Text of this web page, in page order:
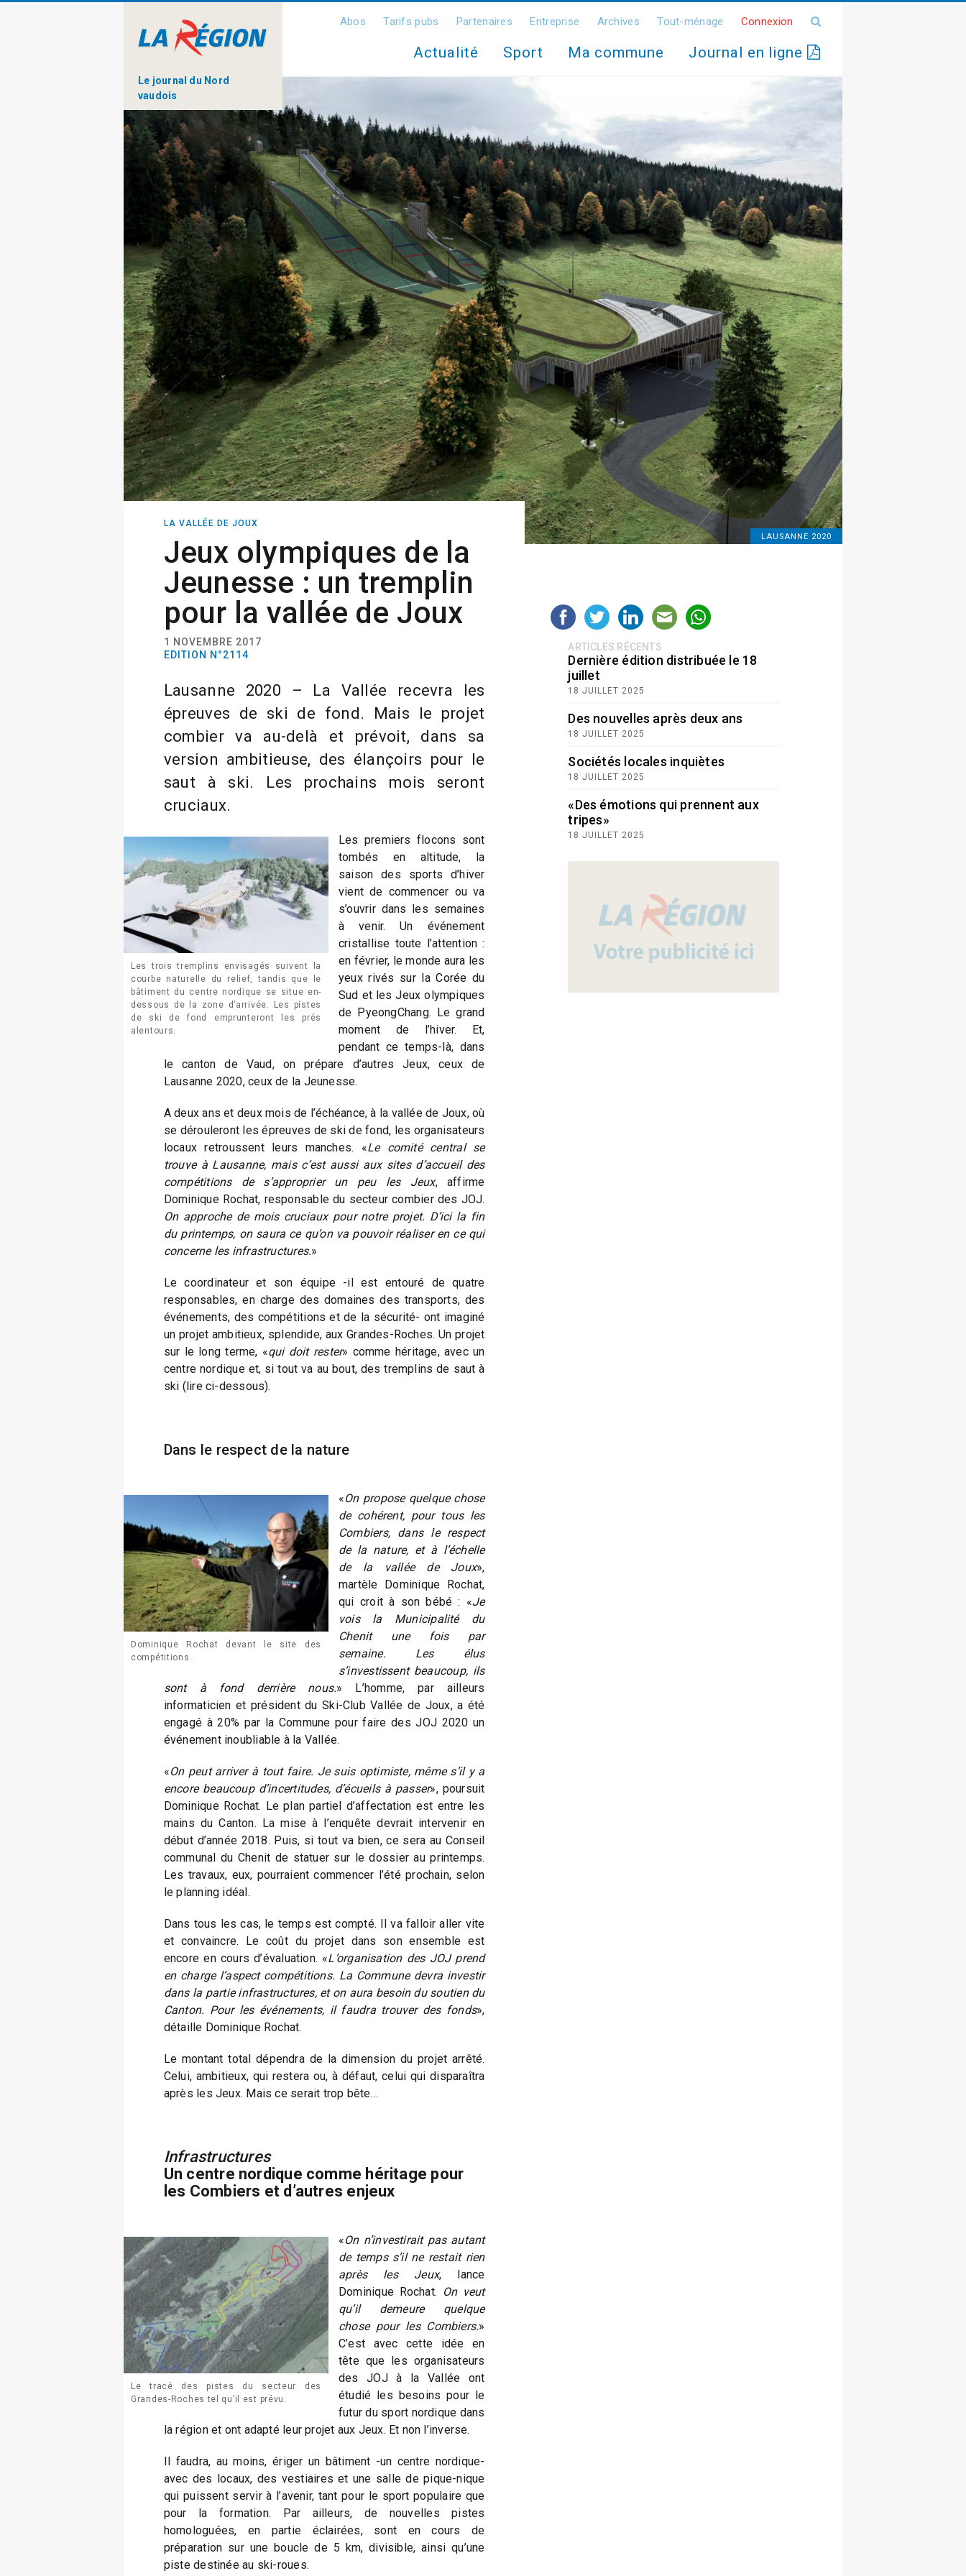
Le journal du Nord
vaudois
Abos Tarifs pubs Partenaires Entreprise Archives Tout-ménage Connexion
Actualité Sport Ma commune Journal en ligne
LAUSANNE 2020
LA VALLÉE DE JOUX
Jeux olympiques de la
Jeunesse : un tremplin
pour la vallée de Joux
1 NOVEMBRE 2017
EDITION N°2114
Lausanne 2020 – La Vallée recevra les
épreuves de ski de fond. Mais le projet
combier va au-delà et prévoit, dans sa
version ambitieuse, des élançoirs pour le
saut à ski. Les prochains mois seront
cruciaux.
Les trois tremplins envisagés suivent la
courbe naturelle du relief, tandis que le
bâtiment du centre nordique se situe en-
dessous de la zone d’arrivée. Les pistes
de ski de fond emprunteront les prés
alentours.
Les premiers flocons sont
tombés en altitude, la
saison des sports d’hiver
vient de commencer ou va
s’ouvrir dans les semaines
à venir. Un événement
cristallise toute l’attention :
en février, le monde aura les
yeux rivés sur la Corée du
Sud et les Jeux olympiques
de PyeongChang. Le grand
moment de l’hiver. Et,
pendant ce temps-là, dans
le canton de Vaud, on prépare d’autres Jeux, ceux de
Lausanne 2020, ceux de la Jeunesse.
A deux ans et deux mois de l’échéance, à la vallée de Joux, où
se dérouleront les épreuves de ski de fond, les organisateurs
locaux retroussent leurs manches. «Le comité central se
trouve à Lausanne, mais c’est aussi aux sites d’accueil des
compétitions de s’approprier un peu les Jeux, affirme
Dominique Rochat, responsable du secteur combier des JOJ.
On approche de mois cruciaux pour notre projet. D’ici la fin
du printemps, on saura ce qu’on va pouvoir réaliser en ce qui
concerne les infrastructures.»
Le coordinateur et son équipe -il est entouré de quatre
responsables, en charge des domaines des transports, des
événements, des compétitions et de la sécurité- ont imaginé
un projet ambitieux, splendide, aux Grandes-Roches. Un projet
sur le long terme, «qui doit rester» comme héritage, avec un
centre nordique et, si tout va au bout, des tremplins de saut à
ski (lire ci-dessous).
Dans le respect de la nature
Dominique Rochat devant le site des
compétitions.
«On propose quelque chose
de cohérent, pour tous les
Combiers, dans le respect
de la nature, et à l’échelle
de la vallée de Joux»,
martèle Dominique Rochat,
qui croit à son bébé : «Je
vois la Municipalité du
Chenit une fois par
semaine. Les élus
s’investissent beaucoup, ils
sont à fond derrière nous.» L’homme, par ailleurs
informaticien et président du Ski-Club Vallée de Joux, a été
engagé à 20% par la Commune pour faire des JOJ 2020 un
événement inoubliable à la Vallée.
«On peut arriver à tout faire. Je suis optimiste, même s’il y a
encore beaucoup d’incertitudes, d’écueils à passer», poursuit
Dominique Rochat. Le plan partiel d’affectation est entre les
mains du Canton. La mise à l’enquête devrait intervenir en
début d’année 2018. Puis, si tout va bien, ce sera au Conseil
communal du Chenit de statuer sur le dossier au printemps.
Les travaux, eux, pourraient commencer l’été prochain, selon
le planning idéal.
Dans tous les cas, le temps est compté. Il va falloir aller vite
et convaincre. Le coût du projet dans son ensemble est
encore en cours d’évaluation. «L’organisation des JOJ prend
en charge l’aspect compétitions. La Commune devra investir
dans la partie infrastructures, et on aura besoin du soutien du
Canton. Pour les événements, il faudra trouver des fonds»,
détaille Dominique Rochat.
Le montant total dépendra de la dimension du projet arrêté.
Celui, ambitieux, qui restera ou, à défaut, celui qui disparaîtra
après les Jeux. Mais ce serait trop bête…
Infrastructures
Un centre nordique comme héritage pour
les Combiers et d’autres enjeux
Le tracé des pistes du secteur des
Grandes-Roches tel qu’il est prévu.
«On n’investirait pas autant
de temps s’il ne restait rien
après les Jeux, lance
Dominique Rochat. On veut
qu’il demeure quelque
chose pour les Combiers.»
C’est avec cette idée en
tête que les organisateurs
des JOJ à la Vallée ont
étudié les besoins pour le
futur du sport nordique dans
la région et ont adapté leur projet aux Jeux. Et non l’inverse.
Il faudra, au moins, ériger un bâtiment -un centre nordique-
avec des locaux, des vestiaires et une salle de pique-nique
qui puissent servir à l’avenir, tant pour le sport populaire que
pour la formation. Par ailleurs, de nouvelles pistes
homologuées, en partie éclairées, sont en cours de
préparation sur une boucle de 5 km, divisible, ainsi qu’une
piste destinée au ski-roues.
ARTICLES RÉCENTS
Dernière édition distribuée le 18
juillet
18 JUILLET 2025
Des nouvelles après deux ans
18 JUILLET 2025
Sociétés locales inquiètes
18 JUILLET 2025
«Des émotions qui prennent aux
tripes»
18 JUILLET 2025